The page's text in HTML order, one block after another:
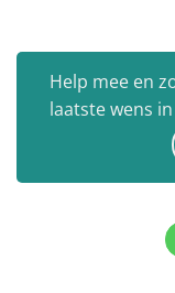
Help mee en
laatste wens